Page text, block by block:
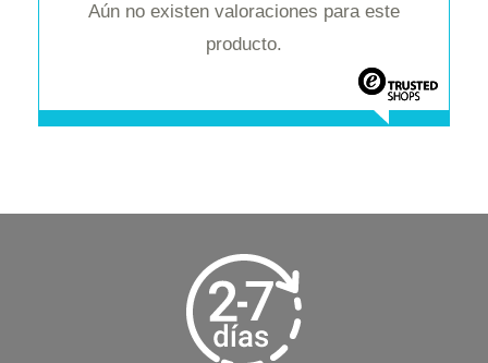
Aún no existen valoraciones para este
producto.